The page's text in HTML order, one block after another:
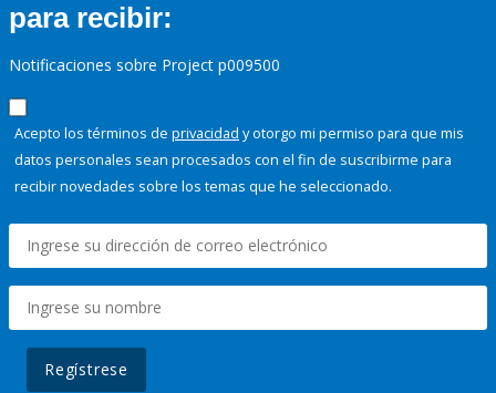
para recibir:
Notificaciones sobre Project p009500
Acepto los términos de privacidad y otorgo mi permiso para que mis
datos personales sean procesados con el fin de suscribirme para
recibir novedades sobre los temas que he seleccionado.
Regístrese